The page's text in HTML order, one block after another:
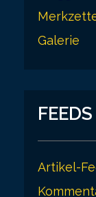
Galerie
FEEDS
Artikel-